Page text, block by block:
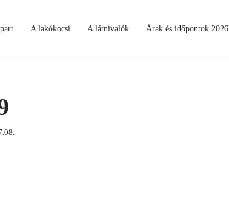
A lakókocsi A látnivalók Árak és időpontok 2026